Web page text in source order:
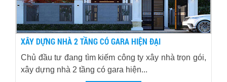
XÂY DỰNG NHÀ 2 TẦNG CÓ GARA HIỆN ĐẠI
Chủ đầu tư đang tìm kiếm công ty xây nhà trọn gói,
xây dựng nhà 2 tầng có gara hiện...